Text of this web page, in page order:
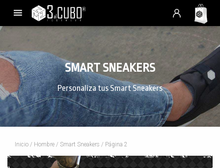
SMART SNEAKERS
Personaliza tus Smart Sneakers
Inicio / Hombre / Smart Sneakers / Página 2